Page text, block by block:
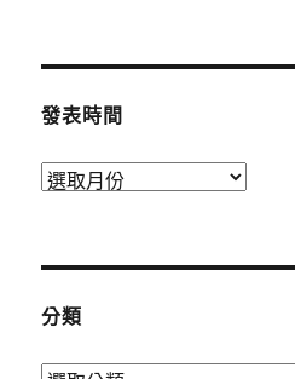
發表時間
發
分類